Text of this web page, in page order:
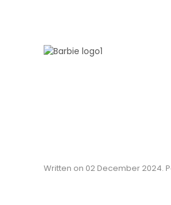
Written on 02 December 2024.